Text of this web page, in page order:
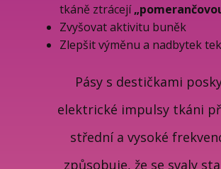
tkáně ztrácejí
Zvyšovat aktivitu buněk
Zlepšit výměnu a nadbytek
Pásy s destičkami
elektrické impulsy tkáni
střední a vysoké
způsobuje, že se svaly